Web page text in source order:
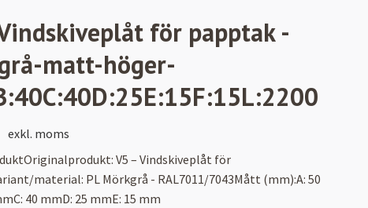
för papptak -
matt-höger-
exkl. moms
V5 – Vindskiveplåt för
material: PL Mörkgrå - RAL7011/7043Mått (mm):A: 50
40 mmD: 25 mmE: 15 mm